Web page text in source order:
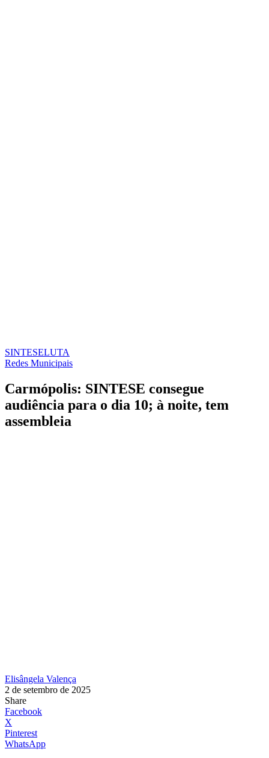
SINTESELUTA
Redes Municipais
Carmópolis: SINTESE consegue
audiência para o dia 10; à noite, tem
assembleia
Elisângela Valença
2 de setembro de 2025
Share
Facebook
X
Pinterest
WhatsApp